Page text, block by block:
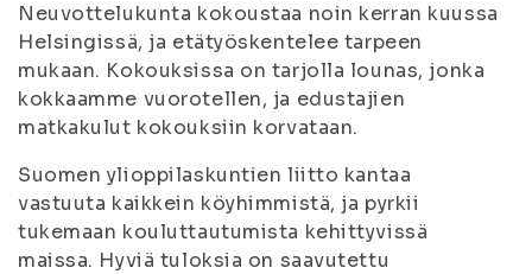
Neuvottelukunta kokoustaa noin kerran kuussa
Helsingissä, ja etätyöskentelee tarpeen
mukaan. Kokouksissa on tarjolla lounas, jonka
kokkaamme vuorotellen, ja edustajien
matkakulut kokouksiin korvataan.
Suomen ylioppilaskuntien liitto kantaa
vastuuta kaikkein köyhimmistä, ja pyrkii
tukemaan kouluttautumista kehittyvissä
maissa. Hyviä tuloksia on saavutettu